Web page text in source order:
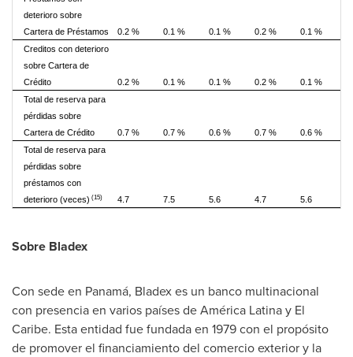
deterioro sobre
Cartera de Préstamos
0.2 % 0.1 % 0.1 % 0.2 %
0.1 %
Creditos con deterioro
sobre Cartera de
Crédito
0.2 % 0.1 % 0.1 % 0.2 %
0.1 %
Total de reserva para
pérdidas sobre
Cartera de Crédito
0.7 % 0.7 % 0.6 % 0.7 %
0.6 %
Total de reserva para
pérdidas sobre
préstamos con
deterioro (veces) (15) 4.7 7.5 5.6 4.7 5.6
Sobre Bladex
Con sede en Panamá, Bladex es un banco multinacional
con presencia en varios países de América Latina y El
Caribe. Esta entidad fue fundada en 1979 con el propósito
de promover el financiamiento del comercio exterior y la